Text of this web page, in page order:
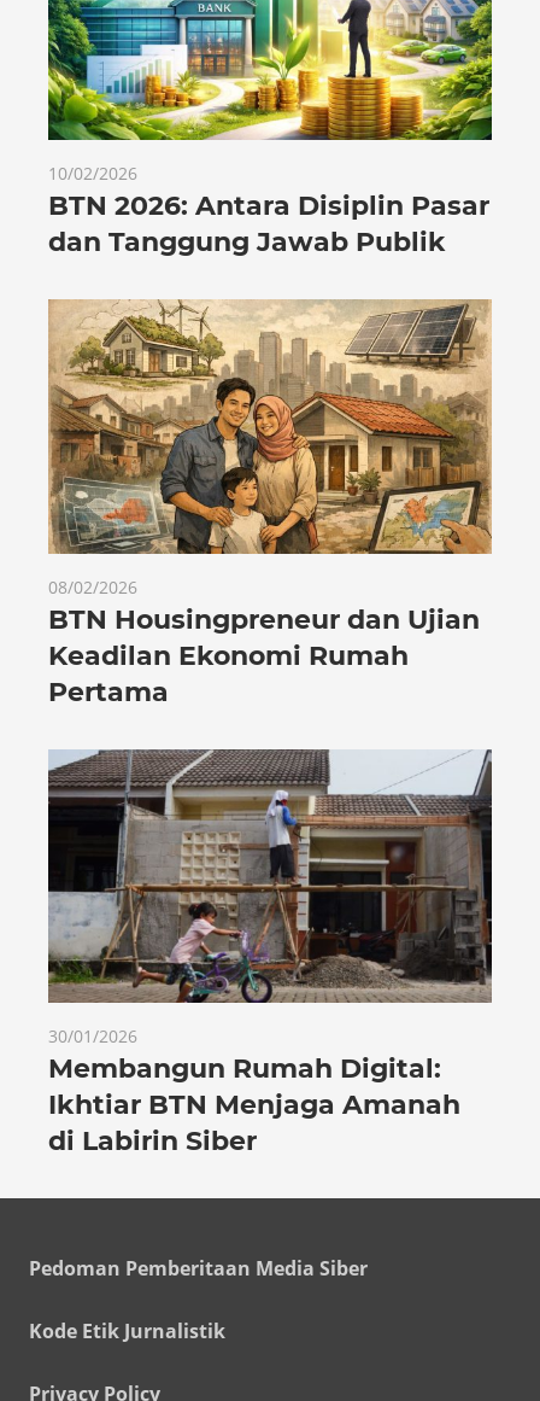
10/02/2026
BTN 2026: Antara Disiplin Pasar
dan Tanggung Jawab Publik
08/02/2026
BTN Housingpreneur dan Ujian
Keadilan Ekonomi Rumah
Pertama
30/01/2026
Membangun Rumah Digital:
Ikhtiar BTN Menjaga Amanah
di Labirin Siber
Pedoman Pemberitaan Media Siber
Kode Etik Jurnalistik
Privacy Policy